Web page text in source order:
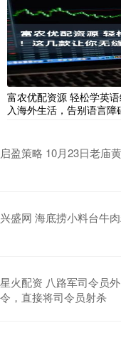
富农优配资源 轻松学英
入海外生活，告别语言障
启盈策略 10月23日老庙
兴盛网 海底捞小料台牛
星火配资 八路军司令员
令，直接将司令员射杀